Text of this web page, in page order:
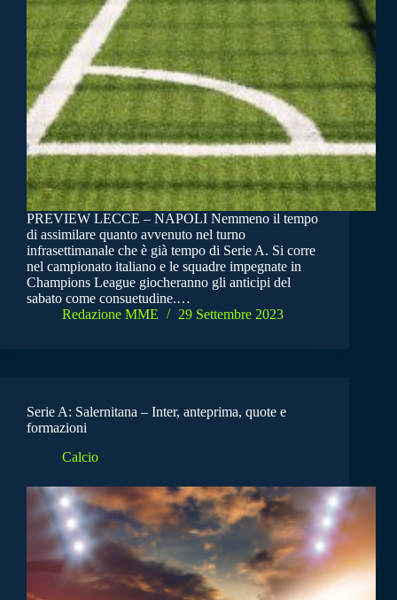
PREVIEW LECCE – NAPOLI Nemmeno il tempo
di assimilare quanto avvenuto nel turno
infrasettimanale che è già tempo di Serie A. Si corre
nel campionato italiano e le squadre impegnate in
Champions League giocheranno gli anticipi del
sabato come consuetudine.…
Redazione MME
29 Settembre 2023
Serie A: Salernitana – Inter, anteprima, quote e
formazioni
Calcio